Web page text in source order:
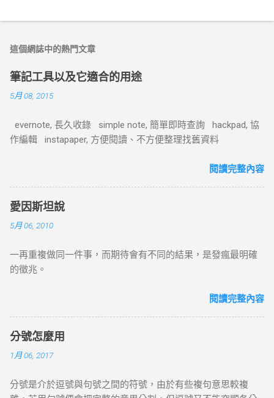
這個網誌中的熱門文章
筆記工具以及它適合的用途
5月 08, 2015
evernote, 長久收錄 simple note, 簡單即時查詢 hackpad, 協
作編輯 instapaper, 方便閱讀、不方便整理找舊資料
閱讀完整內容
愛因斯坦說
5月 06, 2010
一再重複做同一件事，而期待會有不同的結果，是發瘋最明確
的徵兆。
閱讀完整內容
分號怎麼用
1月 06, 2017
分號是介於逗號與句號之間的符號，由於有些複句意思較複